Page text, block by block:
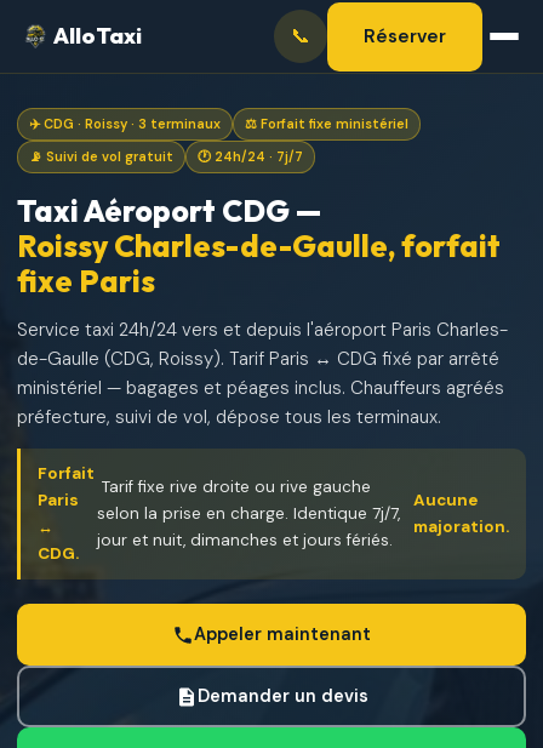
AlloTaxi 📞 Réserver
✈️ CDG · Roissy · 3 terminaux
⚖️ Forfait fixe ministériel
📡 Suivi de vol gratuit
🕐 24h/24 · 7j/7
Taxi Aéroport CDG —
Roissy Charles-de-Gaulle, forfait
fixe Paris
Service taxi 24h/24 vers et depuis l'aéroport Paris Charles-
de-Gaulle (CDG, Roissy). Tarif Paris ↔ CDG fixé par arrêté
ministériel — bagages et péages inclus. Chauffeurs agréés
préfecture, suivi de vol, dépose tous les terminaux.
Forfait
Paris
↔
CDG.
Tarif fixe rive droite ou rive gauche
selon la prise en charge. Identique 7j/7,
jour et nuit, dimanches et jours fériés.
Aucune
majoration.
Appeler maintenant
Demander un devis